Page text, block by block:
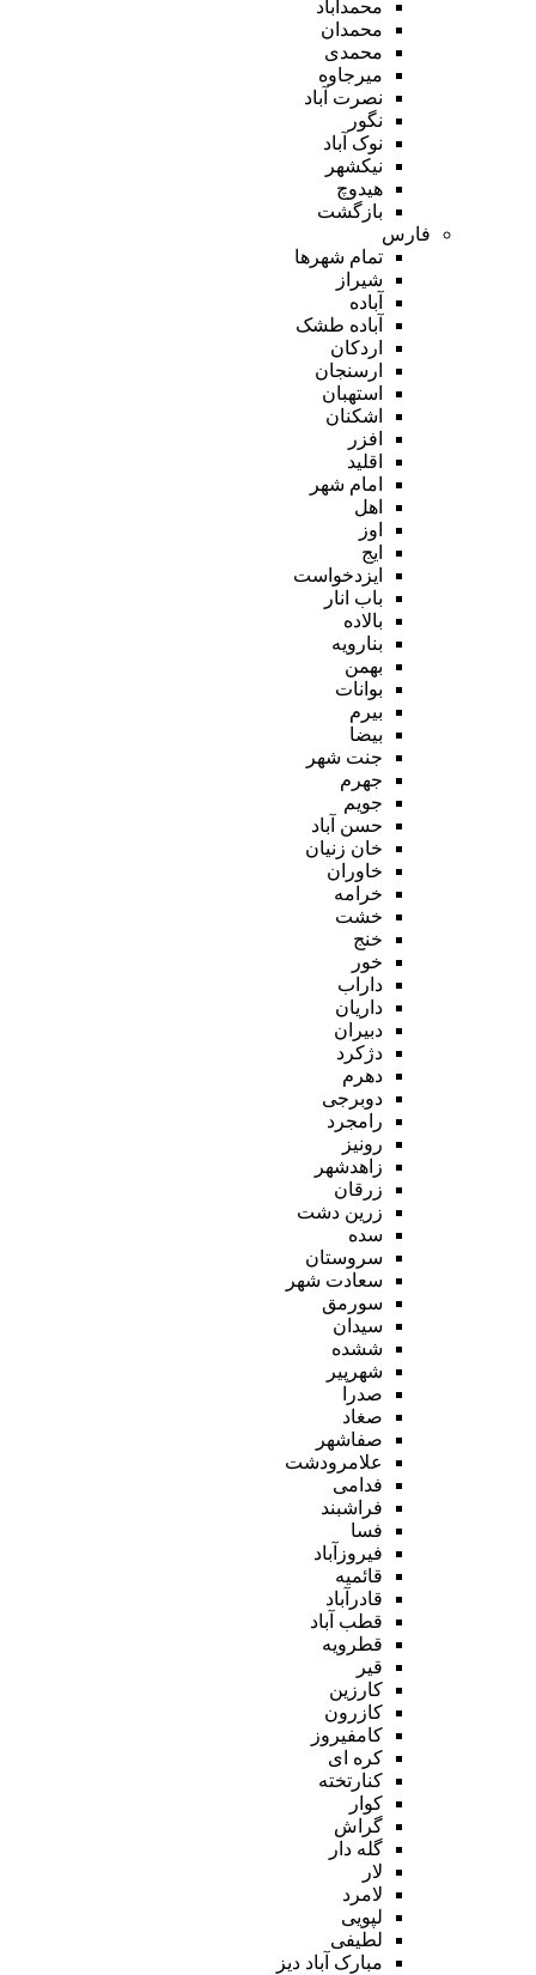
محمدآباد
محمدان
محمدی
میرجاوه
نصرت آباد
نگور
نوک آباد
نیکشهر
هیدوچ
بازگشت
فارس
تمام شهر‌ها
شیراز
آباده
آباده طشک
اردکان
ارسنجان
استهبان
اشکنان
افزر
اقلید
امام شهر
اهل
اوز
ایج
ایزدخواست
باب انار
بالاده
بنارویه
بهمن
بوانات
بیرم
بیضا
جنت شهر
جهرم
جویم
حسن آباد
خان زنیان
خاوران
خرامه
خشت
خنج
خور
داراب
داریان
دبیران
دژکرد
دهرم
دوبرجی
رامجرد
رونیز
زاهدشهر
زرقان
زرین دشت
سده
سروستان
سعادت شهر
سورمق
سیدان
ششده
شهرپیر
صدرا
صغاد
صفاشهر
علامرودشت
فدامی
فراشبند
فسا
فیروزآباد
قائمیه
قادرآباد
قطب آباد
قطرویه
قیر
کارزین
کازرون
کامفیروز
کره ای
کنارتخته
کوار
گراش
گله دار
لار
لامرد
لپویی
لطیفی
مبارک آباد دیز